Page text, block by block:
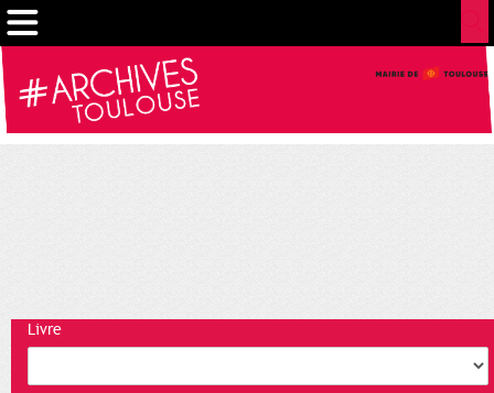
Livre
Gestion de vos préférences sur les cookies